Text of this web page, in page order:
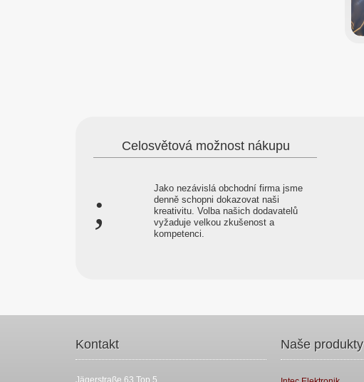
Celosvětová možnost nákupu
Jako nezávislá obchodní firma jsme
denně schopni dokazovat naši
kreativitu. Volba našich dodavatelů
vyžaduje velkou zkušenost a
kompetenci.
Kontakt
Jägerstraße 63 Top 5
Naše produkty